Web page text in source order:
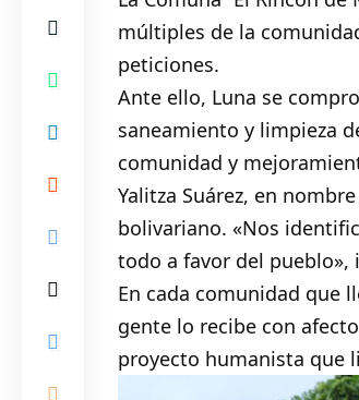
múltiples de la
peticiones.
Ante ello, Luna se
saneamiento y limpieza
comunidad y
Yalitza Suárez, en
bolivariano. «Nos
todo a favor del pueblo»,
En cada comunidad que
gente lo recibe con
proyecto humanista que